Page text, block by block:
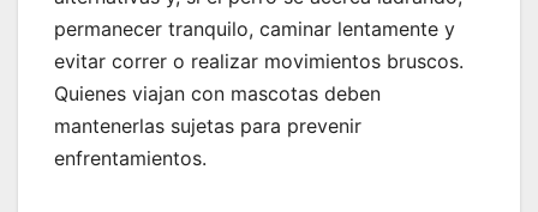
permanecer tranquilo, caminar lentamente y
evitar correr o realizar movimientos bruscos.
Quienes viajan con mascotas deben
mantenerlas sujetas para prevenir
enfrentamientos.